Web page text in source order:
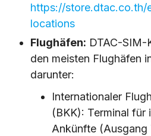
https://store.dtac.co.th/
locations
Flughäfen: DTAC-SIM-
den meisten Flughäfen
darunter:
Internationaler
(BKK): Terminal für
Ankünfte (Ausgang